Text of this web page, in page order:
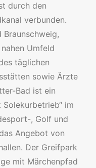
durch den
verbunden.
Umfeld
täglichen
sowie Ärzte
Bad ist ein
im
, Golf und
Angebot von
Der Greifpark
mit Märchenpfad